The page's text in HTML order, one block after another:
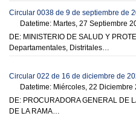
Circular 0038 de 9 de septiembre de
Datetime: Martes, 27 Septiembre
DE: MINISTERIO DE SALUD Y
Departamentales, Distritales…
Circular 022 de 16 de diciembre de
Datetime: Miércoles, 22 Diciembre
DE: PROCURADORA GENERAL DE
DE LA RAMA…